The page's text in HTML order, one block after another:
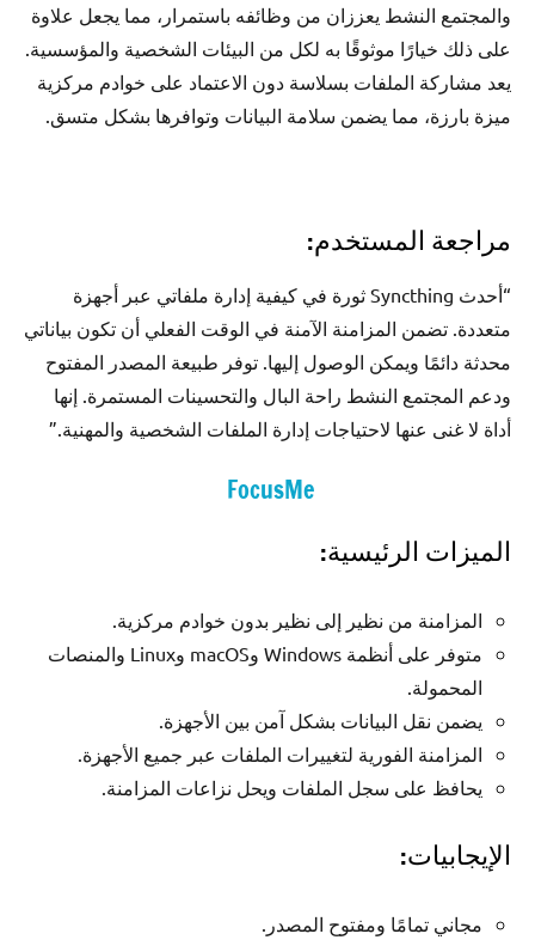
والمجتمع النشط يعززان من وظائفه باستمرار، مما يجعل علاوة
على ذلك خيارًا موثوقًا به لكل من البيئات الشخصية والمؤسسية.
يعد مشاركة الملفات بسلاسة دون الاعتماد على خوادم مركزية
ميزة بارزة، مما يضمن سلامة البيانات وتوافرها بشكل متسق.
مراجعة المستخدم:
“أحدث Syncthing ثورة في كيفية إدارة ملفاتي عبر أجهزة
متعددة. تضمن المزامنة الآمنة في الوقت الفعلي أن تكون بياناتي
محدثة دائمًا ويمكن الوصول إليها. توفر طبيعة المصدر المفتوح
ودعم المجتمع النشط راحة البال والتحسينات المستمرة. إنها
أداة لا غنى عنها لاحتياجات إدارة الملفات الشخصية والمهنية.”
FocusMe
الميزات الرئيسية:
المزامنة من نظير إلى نظير بدون خوادم مركزية.
متوفر على أنظمة Windows وmacOS وLinux والمنصات
المحمولة.
يضمن نقل البيانات بشكل آمن بين الأجهزة.
المزامنة الفورية لتغييرات الملفات عبر جميع الأجهزة.
يحافظ على سجل الملفات ويحل نزاعات المزامنة.
الإيجابيات:
مجاني تمامًا ومفتوح المصدر.